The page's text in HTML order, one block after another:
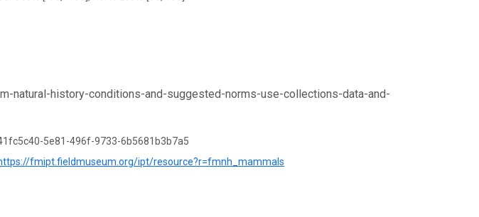
natural-history-conditions-and-suggested-norms-use-collections-data-and-
5e81-496f-9733-6b5681b3b7a5
fmipt.fieldmuseum.org/ipt/resource?r=fmnh_mammals